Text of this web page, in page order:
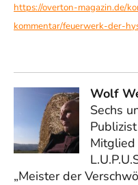
https://overton-magazin.de/
kommentar/feuerwerk-der-
Wolf
Sechs
Mitglied
„Meister der